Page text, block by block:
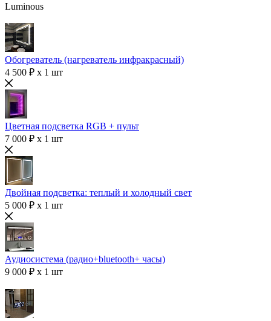
Luminous
Обогреватель (нагреватель инфракрасный)
4 500 ₽ x 1 шт
Цветная подсветка RGB + пульт
7 000 ₽ x 1 шт
Двойная подсветка: теплый и холодный свет
5 000 ₽ x 1 шт
Аудиосистема (радио+bluetooth+ часы)
9 000 ₽ x 1 шт